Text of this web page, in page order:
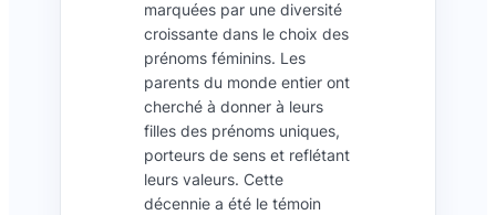
marquées par une diversité
croissante dans le choix des
prénoms féminins. Les
parents du monde entier ont
cherché à donner à leurs
filles des prénoms uniques,
porteurs de sens et reflétant
leurs valeurs. Cette
décennie a été le témoin